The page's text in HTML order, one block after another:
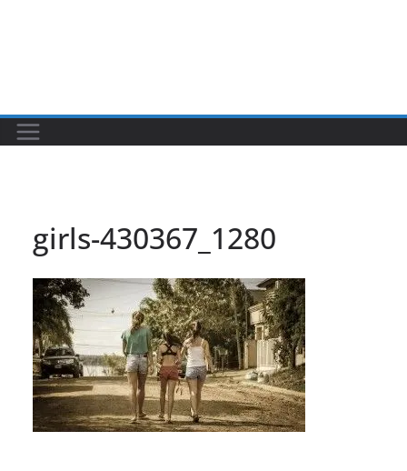
girls-430367_1280